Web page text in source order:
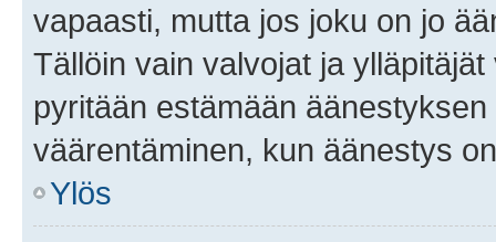
vapaasti, mutta jos joku on jo
Tällöin vain valvojat ja
pyritään estämään
väärentäminen, kun äänestys
Ylös